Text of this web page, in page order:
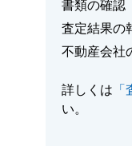
書類の確認
査定結果の
不動産会社
詳しくは
い。